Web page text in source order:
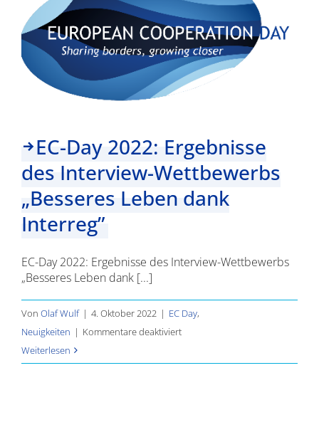
2023
EC-Day 2022: Ergebnisse
des Interview-Wettbewerbs
„Besseres Leben dank
Interreg”
EC-Day 2022: Ergebnisse des Interview-Wettbewerbs
„Besseres Leben dank [...]
Von Olaf Wulf | 4. Oktober 2022 | EC Day,
Neuigkeiten | Kommentare deaktiviertfür
Day
Weiterlesen